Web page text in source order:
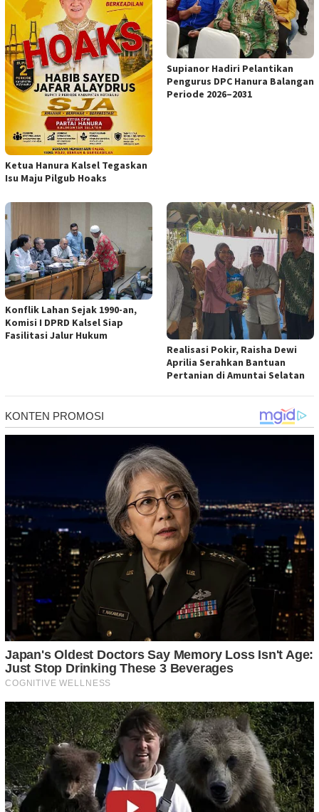
Ketua Hanura Kalsel Tegaskan
Isu Maju Pilgub Hoaks
Supianor Hadiri Pelantikan
Pengurus DPC Hanura Balangan
Periode 2026–2031
Konflik Lahan Sejak 1990-an,
Komisi I DPRD Kalsel Siap
Fasilitasi Jalur Hukum
Realisasi Pokir, Raisha Dewi
Aprilia Serahkan Bantuan
Pertanian di Amuntai Selatan